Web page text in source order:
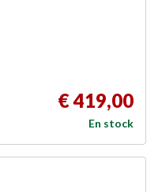
€ 419,00
En stock